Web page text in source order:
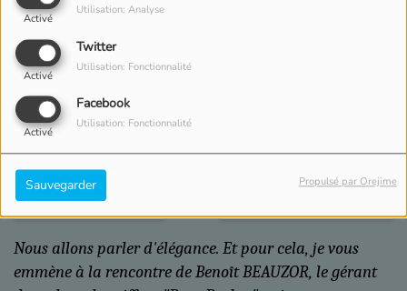
Activé
Utilisation: Analyse
Twitter
Activé
Utilisation: Fonctionnalité
Facebook
Activé
Utilisation: Fonctionnalité
Sauvegarder Propulsé par Orejime
19 AOÛT 2022 -
ÉCOUTER LE PODCAST
Nous allons parler d'élégance. Et pour cela, je vous
emmène à la rencontre de Benoît BEAUZOR, le gérant